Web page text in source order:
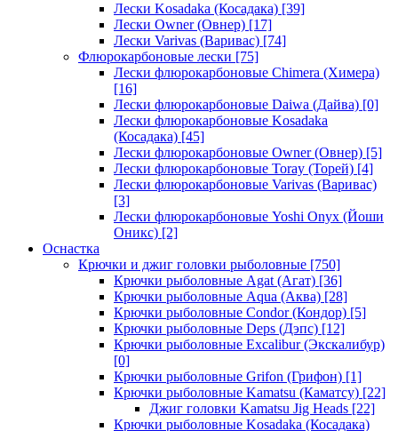
Лески Kosadaka (Косадака) [39]
Лески Owner (Овнер) [17]
Лески Varivas (Варивас) [74]
Флюрокарбоновые лески [75]
Лески флюрокарбоновые Chimera (Химера)
[16]
Лески флюрокарбоновые Daiwa (Дайва) [0]
Лески флюрокарбоновые Kosadaka
(Косадака) [45]
Лески флюрокарбоновые Owner (Овнер) [5]
Лески флюрокарбоновые Toray (Торей) [4]
Лески флюрокарбоновые Varivas (Варивас)
[3]
Лески флюрокарбоновые Yoshi Onyx (Йоши
Оникс) [2]
Оснастка
Крючки и джиг головки рыболовные [750]
Крючки рыболовные Agat (Агат) [36]
Крючки рыболовные Aqua (Аква) [28]
Крючки рыболовные Condor (Кондор) [5]
Крючки рыболовные Deps (Дэпс) [12]
Крючки рыболовные Excalibur (Экскалибур)
[0]
Крючки рыболовные Grifon (Грифон) [1]
Крючки рыболовные Kamatsu (Каматсу) [22]
Джиг головки Kamatsu Jig Heads [22]
Крючки рыболовные Kosadaka (Косадака)